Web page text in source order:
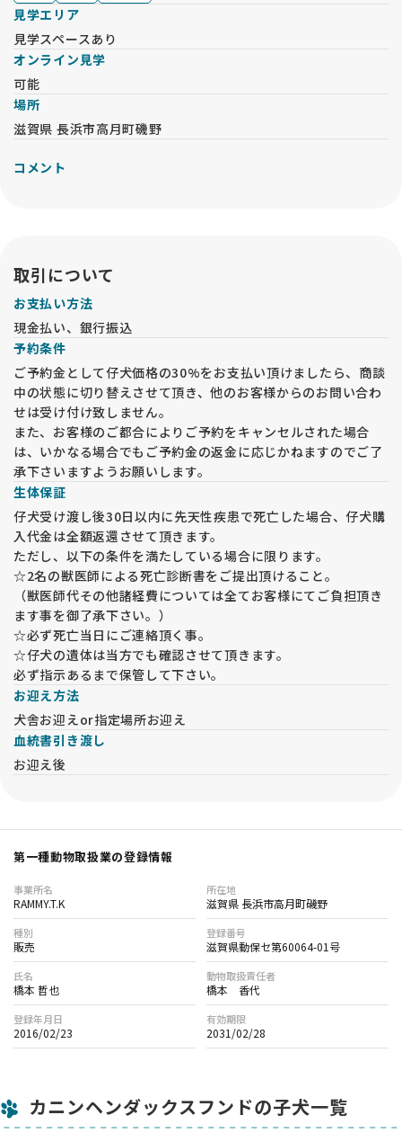
見学エリア
見学スペースあり
オンライン見学
可能
場所
滋賀県 長浜市高月町磯野
コメント
取引について
お支払い方法
現金払い、銀行振込
予約条件
ご予約金として仔犬価格の30%をお支払い頂けましたら、商談
中の状態に切り替えさせて頂き、他のお客様からのお問い合わ
せは受け付け致しません。
また、お客様のご都合によりご予約をキャンセルされた場合
は、いかなる場合でもご予約金の返金に応じかねますのでご了
承下さいますようお願いします。
生体保証
仔犬受け渡し後30日以内に先天性疾患で死亡した場合、仔犬購
入代金は全額返還させて頂きます。
ただし、以下の条件を満たしている場合に限ります。
☆2名の獣医師による死亡診断書をご提出頂けること。
（獣医師代その他諸経費については全てお客様にてご負担頂き
ます事を御了承下さい。）
☆必ず死亡当日にご連絡頂く事。
☆仔犬の遺体は当方でも確認させて頂きます。
必ず指示あるまで保管して下さい。
お迎え方法
犬舎お迎えor指定場所お迎え
血統書引き渡し
お迎え後
第一種動物取扱業の登録情報
事業所名
RAMMY.T.K
所在地
滋賀県 長浜市高月町磯野
種別
販売
登録番号
滋賀県動保セ第60064-01号
氏名
橋本 哲也
動物取扱責任者
橋本 香代
登録年月日
2016/02/23
有効期限
2031/02/28
カニンヘンダックスフンドの子犬一覧